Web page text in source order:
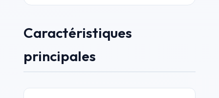
Caractéristiques
principales